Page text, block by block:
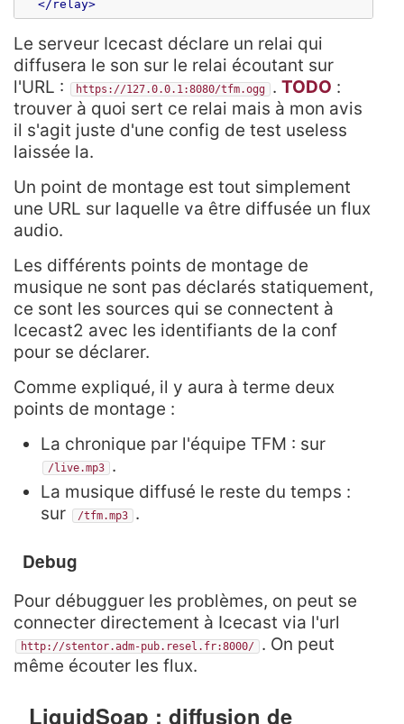
</relay>
Le serveur Icecast déclare un relai qui
diffusera le son sur le relai écoutant sur
l'URL :
https://127.0.0.1:8080/tfm.ogg . TODO :
trouver à quoi sert ce relai mais à mon avis
il s'agit juste d'une config de test useless
laissée la.
Un point de montage est tout simplement
une URL sur laquelle va être diffusée un flux
audio.
Les différents points de montage de
musique ne sont pas déclarés statiquement,
ce sont les sources qui se connectent à
Icecast2 avec les identifiants de la conf
pour se déclarer.
Comme expliqué, il y aura à terme deux
points de montage :
La chronique par l'équipe TFM : sur
/live.mp3
.
La musique diffusé le reste du temps :
sur
/tfm.mp3 .
Debug
Pour débugguer les problèmes, on peut se
connecter directement à Icecast via l'url
http://stentor.adm-pub.resel.fr:8000/
. On peut
même écouter les flux.
LiquidSoap : diffusion de